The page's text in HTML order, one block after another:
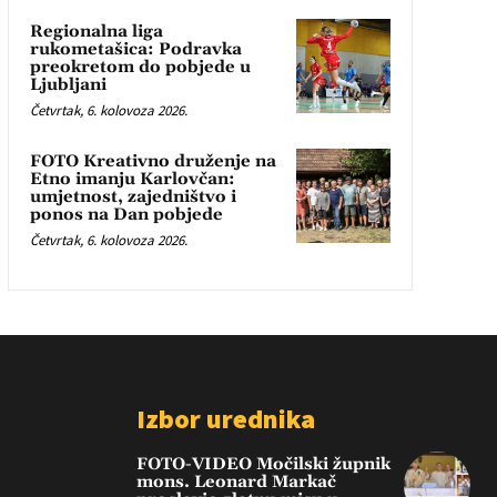
Regionalna liga
rukometašica: Podravka
preokretom do pobjede u
Ljubljani
Četvrtak, 6. kolovoza 2026.
FOTO Kreativno druženje na
Etno imanju Karlovčan:
umjetnost, zajedništvo i
ponos na Dan pobjede
Četvrtak, 6. kolovoza 2026.
Izbor urednika
FOTO-VIDEO Močilski župnik
mons. Leonard Markač